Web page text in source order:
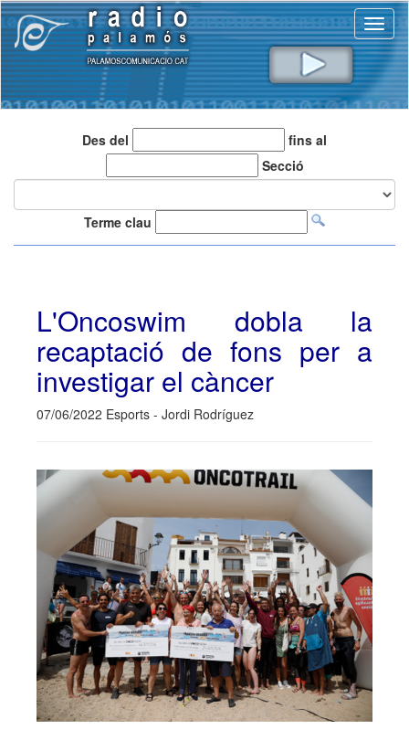
Des del
fins al
Secció
Terme clau
L'Oncoswim dobla la
recaptació de fons per a
investigar el càncer
07/06/2022 Esports - Jordi Rodríguez